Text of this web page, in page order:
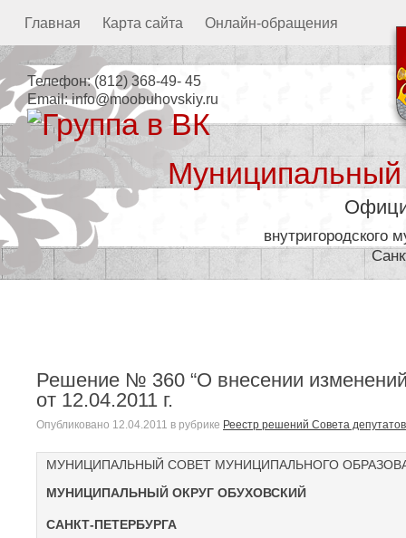
Главная Карта сайта Онлайн-обращения
Телефон:(812) 368-49- 45
Email:info@moobuhovskiy.ru
внутригородского
Решение № 360 “О внесении
от 12.04.2011 г.
Опубликовано 12.04.2011 в рубрике Реестр решений Совета
МУНИЦИПАЛЬНЫЙ СОВЕТ МУНИЦИПАЛЬНОГО
МУНИЦИПАЛЬНЫЙ ОКРУГ ОБУХОВСКИЙ
САНКТ-ПЕТЕРБУРГА